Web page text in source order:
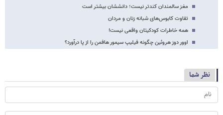
مغز سالمندان کندتر نیست؛ دانششان بیشتر است
تفاوت کابوس‌های شبانه زنان و مردان
همه خاطرات کودکی‏تان واقعی نیست!
اوور دوز هروئین چگونه فیلیپ سیمور هافمن را از پا درآورد؟
نظر شما